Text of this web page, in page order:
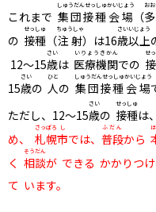
これまで 集団接種
しゅうだんせっしゅ
会場
かいじょう
（多
おお
の 接種
せっしゅ
（注射
ちゅうしゃ
）は16歳
さい
以上
いじょう
12～15歳
さい
は 医療機関
いりょうきかん
での
せ
15歳
さい
の 人
ひと
の 集団接種
しゅうだんせっしゅ
会場
かいじょう
ただし、12～15歳
さい
の 接種
せっしゅ
は
め、 札幌
さっぽろ
市
し
では、 普段
ふだん
から
く 相談
そうだん
が できる かかりつ
て います。